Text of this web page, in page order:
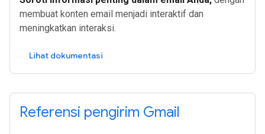
membuat konten email menjadi interaktif dan
meningkatkan interaksi.
Lihat dokumentasi
Referensi pengirim Gmail